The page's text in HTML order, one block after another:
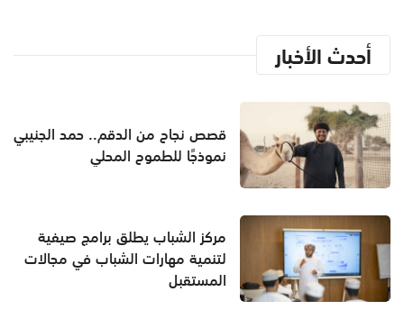
أحدث الأخبار
قصص نجاح من الدقم.. حمد الجنيبي
نموذجًا للطموح المحلي
مركز الشباب يطلق برامج صيفية
لتنمية مهارات الشباب في مجالات
المستقبل